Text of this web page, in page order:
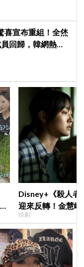
喜宣布重組！全烋
回歸，韓網熱
Disney+《殺人者
迎來反轉！金慧
「叔叔李棟旭」
韓劇